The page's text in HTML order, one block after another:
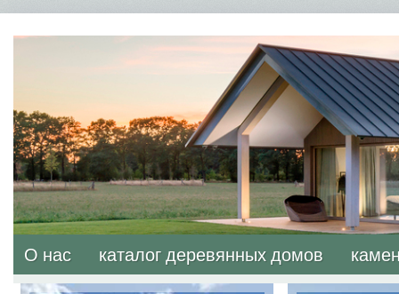
О нас каталог деревянных домов